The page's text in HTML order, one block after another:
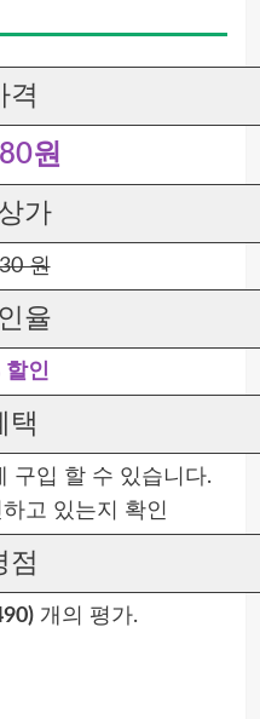
격
원
가
원
율
할인
택
구입 할 수 있습니다.
고 있는지 확인
점
개의 평가.